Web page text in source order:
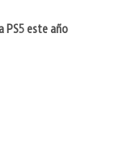
PS5 este año